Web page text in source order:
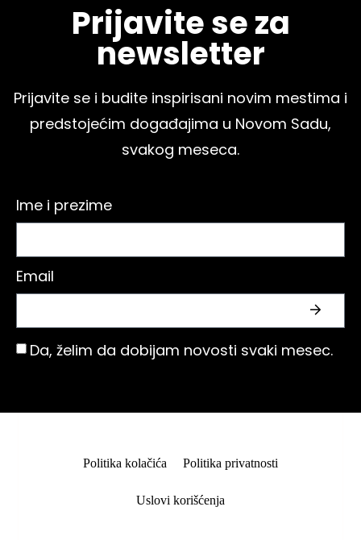
Prijavite se za
newsletter
Prijavite se i budite inspirisani novim mestima i
predstojećim događajima u Novom Sadu,
svakog meseca.
Ime i prezime
Email
Da, želim da dobijam novosti svaki mesec.
Politika kolačića Politika privatnosti
Uslovi korišćenja